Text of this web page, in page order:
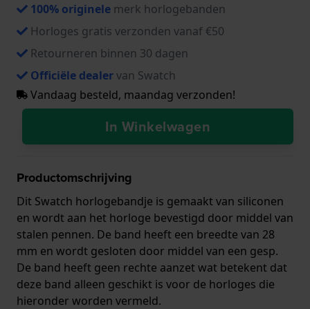
100% originele merk horlogebanden
Horloges gratis verzonden vanaf €50
Retourneren binnen 30 dagen
Officiële dealervan Swatch
Vandaag besteld, maandag verzonden!
In Winkelwagen
Productomschrijving
Dit Swatch horlogebandje is gemaakt van siliconen
en wordt aan het horloge bevestigd door middel van
stalen pennen. De band heeft een breedte van 28
mm en wordt gesloten door middel van een gesp.
De band heeft geen rechte aanzet wat betekent dat
deze band alleen geschikt is voor de horloges die
hieronder worden vermeld.